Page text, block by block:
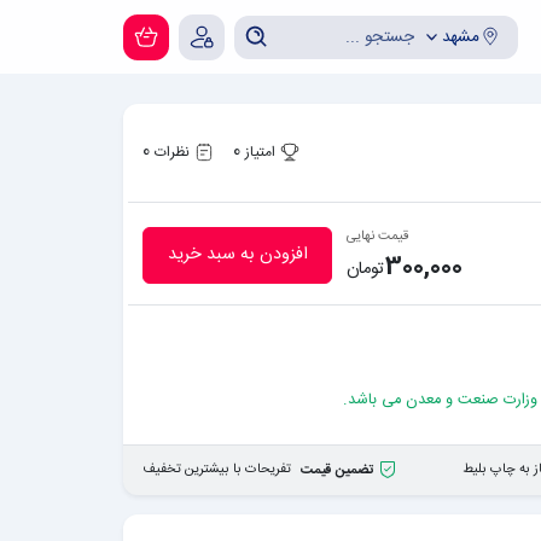
مشهد
امتیاز 0 نظرات 0
قیمت نهایی
300,000تومان افزودن به سبد خرید
وزارت صنعت و معدن می باشد.
به چاپ بلیط تضمین قیمت تفریحات با بیشترین تخفیف